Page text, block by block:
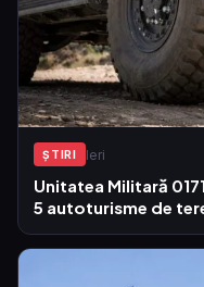
ŞTIRI Ieri
Unitatea Militară
5 autoturisme de